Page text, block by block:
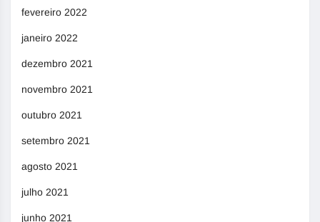
fevereiro 2022
janeiro 2022
dezembro 2021
novembro 2021
outubro 2021
setembro 2021
agosto 2021
julho 2021
junho 2021